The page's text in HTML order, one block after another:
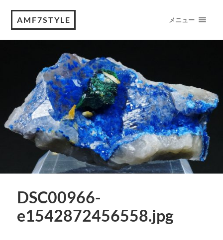
AMF7STYLE メニュー
DSC00966-
e1542872456558.jpg